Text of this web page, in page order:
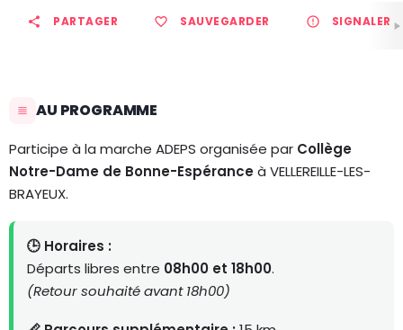
PARTAGER SAUVEGARDER SIGNALER
AU PROGRAMME
Participe à la marche ADEPS organisée par Collège
Notre-Dame de Bonne-Espéranceà VELLEREILLE-LES-
BRAYEUX.
🕒 Horaires :
Départs libres entre 08h00 et 18h00.
(Retour souhaité avant 18h00)